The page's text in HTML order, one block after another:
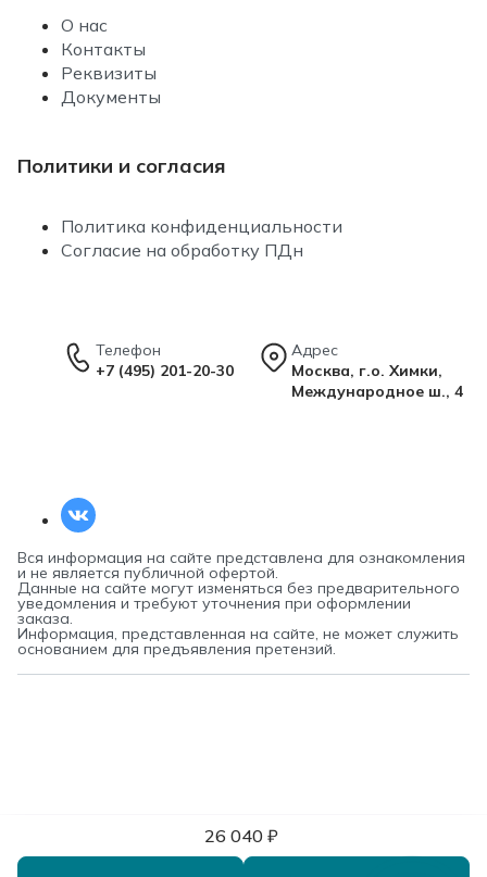
26 040 ₽
О нас
Контакты
Реквизиты
Документы
Политики и согласия
Политика конфиденциальности
Согласие на обработку ПДн
Телефон
+7 (495) 201-20-30
Адрес
Москва, г.о. Химки,
Международное ш., 4
Вся информация на сайте представлена для ознакомления
и не является публичной офертой.
Данные на сайте могут изменяться без предварительного
уведомления и требуют уточнения при оформлении
заказа.
Информация, представленная на сайте, не может служить
основанием для предъявления претензий.